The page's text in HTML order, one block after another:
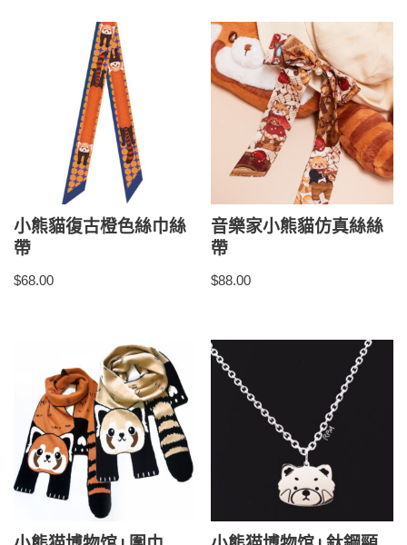
小熊貓復古橙色絲巾絲
帶
$68.00
音樂家小熊貓仿真絲絲
帶
$88.00